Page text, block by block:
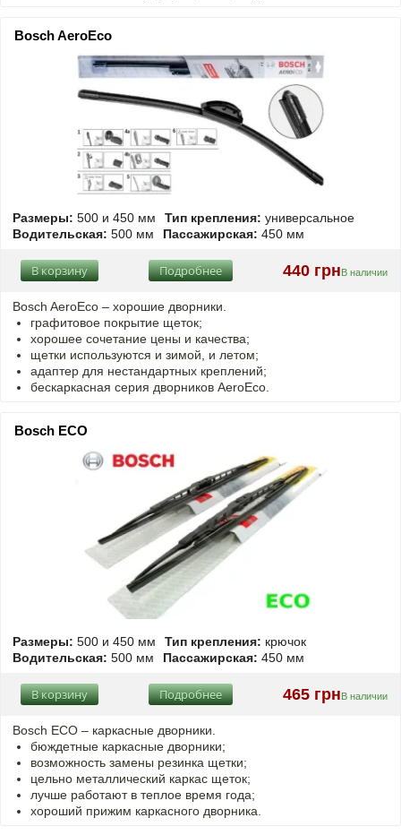
Bosch AeroEco
Размеры: 500 и 450 мм Тип крепления: универсальное
Водительская: 500 мм Пассажирская: 450 мм
440 грн В наличии
Подробнее
В корзину
Bosch AeroEco – хорошие дворники.
графитовое покрытие щеток;
хорошее сочетание цены и качества;
щетки используются и зимой, и летом;
адаптер для нестандартных креплений;
бескаркасная серия дворников AeroEco.
Bosch ECO
Размеры: 500 и 450 мм Тип крепления: крючок
Водительская: 500 мм Пассажирская: 450 мм
465 грнВ наличии
Подробнее
В корзину
Bosch ECO – каркасные дворники.
бюждетные каркасные дворники;
возможность замены резинка щетки;
цельно металлический каркас щеток;
лучше работают в теплое время года;
хороший прижим каркасного дворника.